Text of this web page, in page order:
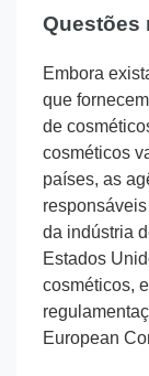
Questões
Embora
que
de
cosméticos
países, as
da indústria
Estados
cosméticos,
European